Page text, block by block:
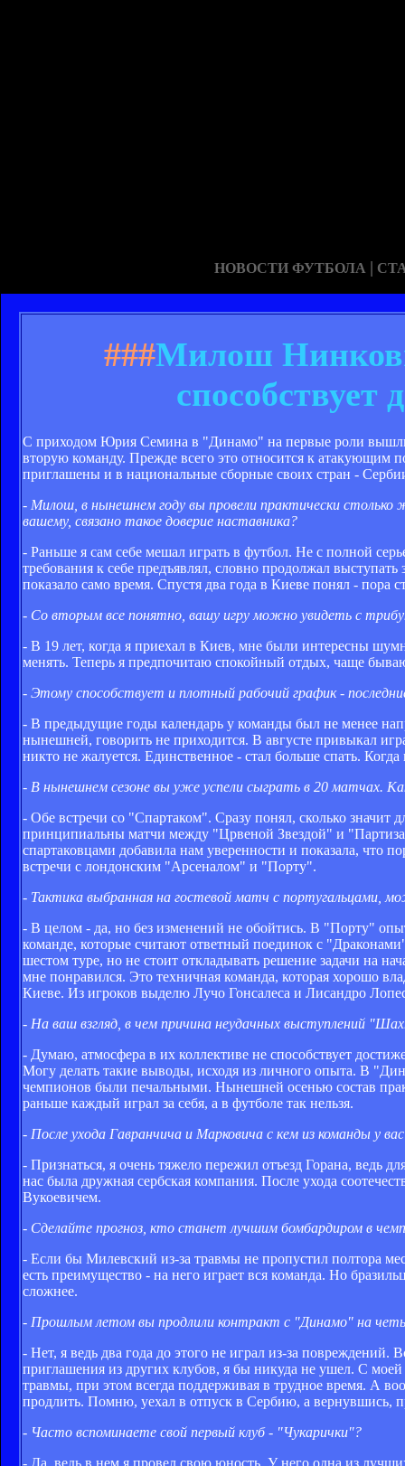
НОВОСТИ ФУТБОЛА |
###Милош
способствует
С приходом Юрия Семина в "Динамо" на первые роли
вторую команду. Прежде всего это относится к
приглашены и в национальные сборные своих стран -
- Милош, в нынешнем году вы провели практически столько
вашему, связано такое доверие наставника?
- Раньше я сам себе мешал играть в футбол. Не с полной
требования к себе предъявлял, словно продолжал
показало само время. Спустя два года в Киеве понял -
- Со вторым все понятно, вашу игру можно увидеть с
- В 19 лет, когда я приехал в Киев, мне были интересны
менять. Теперь я предпочитаю спокойный отдых, чаще
- Этому способствует и плотный рабочий график -
- В предыдущие годы календарь у команды был не менее
нынешней, говорить не приходится. В августе привыкал
никто не жалуется. Единственное - стал больше спать.
- В нынешнем сезоне вы уже успели сыграть в 20 матчах.
- Обе встречи со "Спартаком". Сразу понял, сколько
принципиальны матчи между "Црвеной Звездой" и
спартаковцами добавила нам уверенности и показала, что
встречи с лондонским "Арсеналом" и "Порту".
- Тактика выбранная на гостевой матч с португальцами,
- В целом - да, но без изменений не обойтись. В "Порту"
команде, которые считают ответный поединок с
шестом туре, но не стоит откладывать решение задачи на
мне понравился. Это техничная команда, которая хорошо
Киеве. Из игроков выделю Лучо Гонсалеса и Лисандро
- На ваш взгляд, в чем причина неудачных выступлений
- Думаю, атмосфера в их коллективе не способствует
Могу делать такие выводы, исходя из личного опыта. В
чемпионов были печальными. Нынешней осенью состав
раньше каждый играл за себя, а в футболе так нельзя.
- После ухода Гавранчича и Марковича с кем из команды у
- Признаться, я очень тяжело пережил отъезд Горана,
нас была дружная сербская компания. После ухода
Вукоевичем.
- Сделайте прогноз, кто станет лучшим бомбардиром в
- Если бы Милевский из-за травмы не пропустил полтора
есть преимущество - на него играет вся команда. Но
сложнее.
- Прошлым летом вы продлили контракт с "Динамо" на
- Нет, я ведь два года до этого не играл из-за
приглашения из других клубов, я бы никуда не ушел. С
травмы, при этом всегда поддерживая в трудное время. А
продлить. Помню, уехал в отпуск в Сербию, а вернувшись,
- Часто вспоминаете свой первый клуб - "Чукарички"?
- Да, ведь в нем я провел свою юность. У него одна из